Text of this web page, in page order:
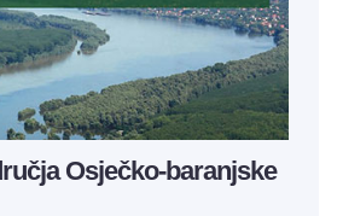
Osječko-baranjske